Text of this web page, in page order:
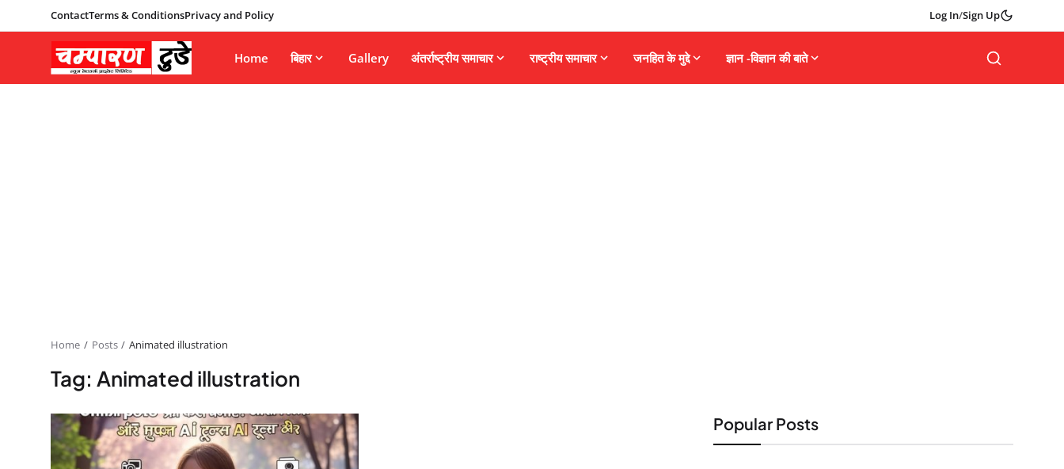
ContactTerms & ConditionsPrivacy and Policy Log In/Sign Up
Home बिहार Gallery अंतर्राष्ट्रीय समाचार राष्ट्रीय समाचार जनहित के मुद्दे ज्ञान -विज्ञान की बाते
Home Posts Animated illustration
Tag: Animated illustration
Popular Posts